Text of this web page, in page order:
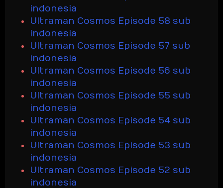
indonesia
Ultraman Cosmos Episode 58 sub
indonesia
Ultraman Cosmos Episode 57 sub
indonesia
Ultraman Cosmos Episode 56 sub
indonesia
Ultraman Cosmos Episode 55 sub
indonesia
Ultraman Cosmos Episode 54 sub
indonesia
Ultraman Cosmos Episode 53 sub
indonesia
Ultraman Cosmos Episode 52 sub
indonesia